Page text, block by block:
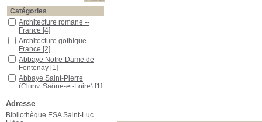
Catégories
Architecture romane --
France [4]
Architecture gothique --
France [2]
Abbaye Notre-Dame de
Fontenay [1]
Abbaye Saint-Pierre
(Cluny, Saône-et-Loire) [1]
France -- Moyen âge
Architecture cistercienne
Adresse
Bibliothèque ESA Saint-Luc